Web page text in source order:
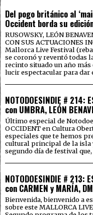
Del pogo británico al
Occident borda su
RUSOWSKY, LEÓN
CON SUS ACTUACIONES
Mallorca Live Festival
se coronó y reventó todas
recinto situado un año
lucir espectacular para dar
NOTODOESINDIE # 214:
con UMBRA, LEÓN
Último especial de
OCCIDENT en Cultura
especiales que te hemos
cultural principal de la isla
segundo día de festival
NOTODOESINDIE # 213:
con CARMEN y MARÍA,
Bienvenida, bienvenido a
sobre este MALLORCA